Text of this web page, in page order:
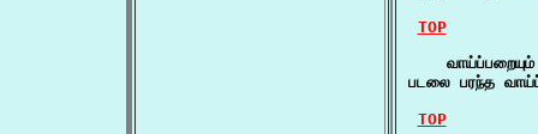
TOP
படலை பரந்த
TOP